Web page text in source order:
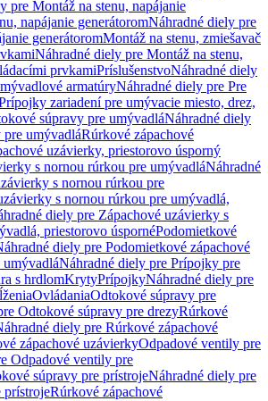
pre Montáž na stenu, napájanie
napájanie generátoromNáhradné diely pre
generátoromMontáž na stenu, zmiešavač
Náhradné diely pre Montáž na stenu,
prvkamiPríslušenstvoNáhradné diely
armatúryNáhradné diely pre Pre
zariadení pre umývacie miesto, drez,
súpravy pre umývadláNáhradné diely
umývadláRúrkové zápachové
uzávierky, priestorovo úsporný
s nornou rúrkou pre umývadláNáhradné
s nornou rúrkou pre
s nornou rúrkou pre umývadlá,
diely pre Zápachové uzávierky s
priestorovo úspornéPodomietkové
diely pre Podomietkové zápachové
Náhradné diely pre Prípojky pre
s hrdlomKrytyPrípojkyNáhradné diely pre
OvládaniaOdtokové súpravy pre
Odtokové súpravy pre drezyRúrkové
diely pre Rúrkové zápachové
zápachové uzávierkyOdpadové ventily pre
Odpadové ventily pre
súpravy pre prístrojeNáhradné diely pre
prístrojeRúrkové zápachové